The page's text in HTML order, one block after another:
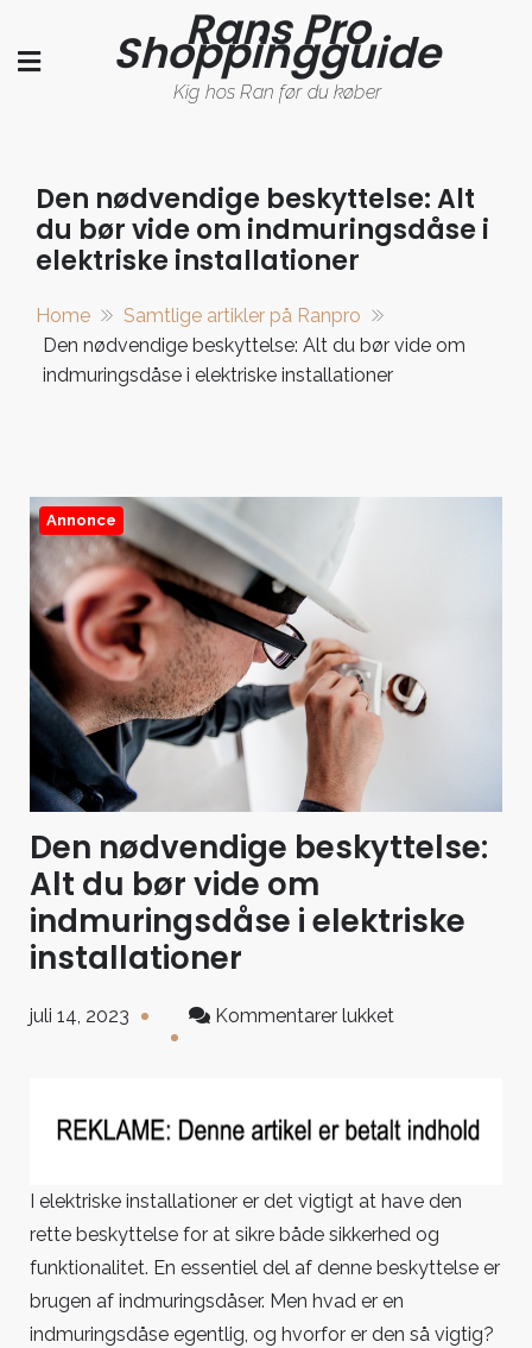
content
Rans Pro
Shoppingguide
Kig hos Ran før du køber
Den nødvendige beskyttelse: Alt
du bør vide om indmuringsdåse i
elektriske installationer
Home
Samtlige artikler på Ranpro
Den nødvendige beskyttelse: Alt du bør vide om
indmuringsdåse i elektriske installationer
Annonce
Den nødvendige beskyttelse:
Alt du bør vide om
indmuringsdåse i elektriske
installationer
juli 14, 2023 Kommentarer lukkettil
Alt
bør
vide
indmuringsdåse
i
elektriske
I elektriske installationer er det vigtigt at have den
rette beskyttelse for at sikre både sikkerhed og
funktionalitet. En essentiel del af denne beskyttelse er
brugen af indmuringsdåser. Men hvad er en
indmuringsdåse egentlig, og hvorfor er den så vigtig?